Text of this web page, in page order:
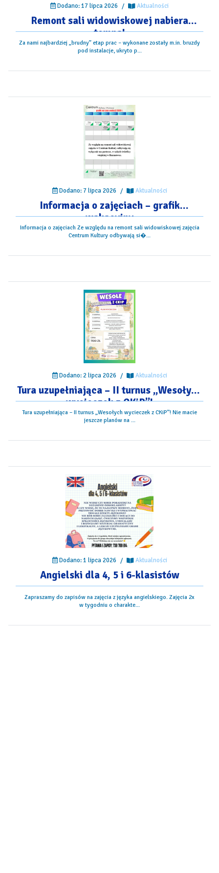
Dodano: 17 lipca 2026 / Aktualności
Remont sali widowiskowej nabiera
tempa!
Za nami najbardziej „brudny” etap prac – wykonane zostały m.in. bruzdy
pod instalacje, ukryto p...
Dodano: 7 lipca 2026 / Aktualności
Informacja o zajęciach – grafik
wakacyjny
Informacja o zajęciach Ze względu na remont sali widowiskowej zajęcia
Centrum Kultury odbywają si�...
Dodano: 2 lipca 2026 / Aktualności
Tura uzupełniająca – II turnus „Wesołych
wycieczek z CKiP”!
Tura uzupełniająca – II turnus „Wesołych wycieczek z CKiP”! Nie macie
jeszcze planów na ...
Dodano: 1 lipca 2026 / Aktualności
Angielski dla 4, 5 i 6-klasistów
Zapraszamy do zapisów na zajęcia z języka angielskiego. Zajęcia 2x
w tygodniu o charakte...